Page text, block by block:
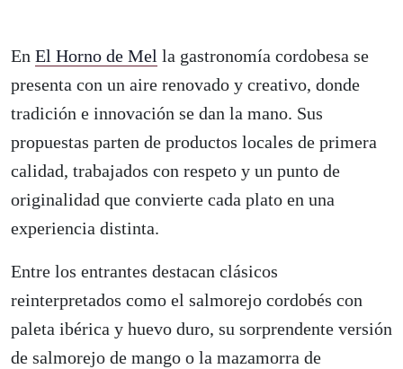
En El Horno de Mel la gastronomía cordobesa se
presenta con un aire renovado y creativo, donde
tradición e innovación se dan la mano. Sus
propuestas parten de productos locales de primera
calidad, trabajados con respeto y un punto de
originalidad que convierte cada plato en una
experiencia distinta.
Entre los entrantes destacan clásicos
reinterpretados como el salmorejo cordobés con
paleta ibérica y huevo duro, su sorprendente versión
de salmorejo de mango o la mazamorra de